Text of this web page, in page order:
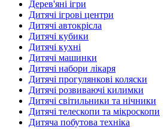
Дерев'яні ігри
Дитячі ігрові центри
Дитячі автокрісла
Дитячі кубики
Дитячі кухні
Дитячі машинки
Дитячі набори лікаря
Дитячі прогулянкові коляски
Дитячі розвиваючі килимки
Дитячі світильники та нічники
Дитячі телескопи та мікроскопи
Дитяча побутова техніка